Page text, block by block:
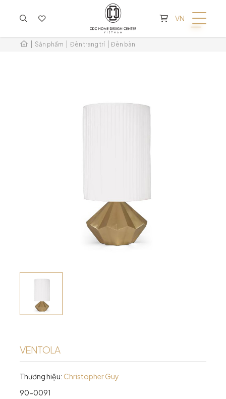
KHÔNG CÓ SẢN PHẨM TRONG GIỎ HÀNG
VN
Sản phẩm Đèn trang trí Đèn bàn
VENTOLA
Thương hiệu: Christopher Guy
90-0091